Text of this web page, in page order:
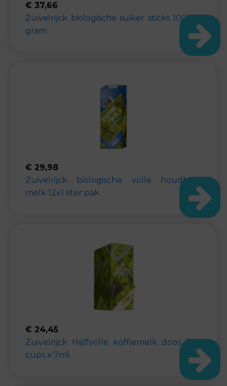
€ 37,66
Zuivelrijck biologische suiker sticks 1000x4
gram
€ 29,98
Zuivelrijck biologische volle houdbare
melk 12x1 liter pak
€ 24,45
Zuivelrijck Halfvolle koffiemelk doos 200
cups x 7ml.